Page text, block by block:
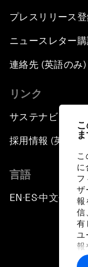
に
フ
ザ
報
信
有
ユ
報
プレスリリース
ニュースレター
連絡先 (英語のみ)
リンク
サステナビリティ
採用情報 (英語の
言語
EN ▪ ES▪中文▪ 日本